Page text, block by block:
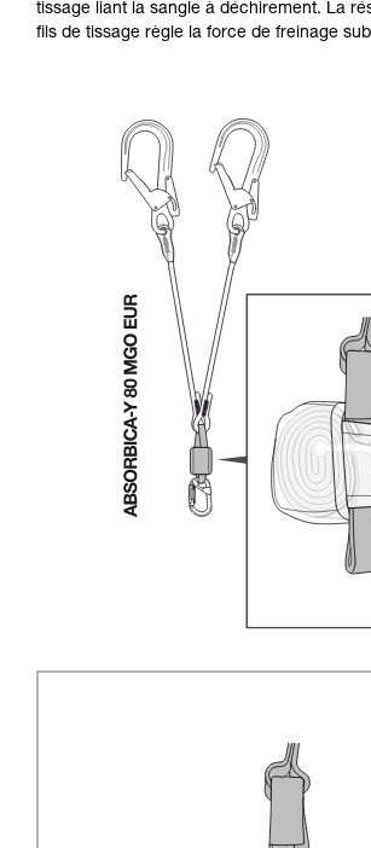
tissage liant la sangle à déchirement. La
fils de tissage règle la force de freinage